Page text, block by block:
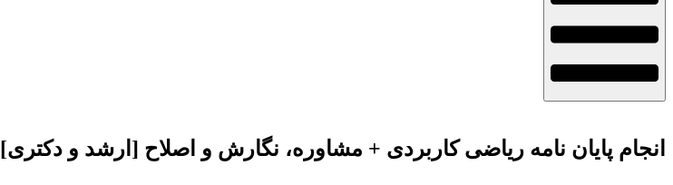
انجام پایان نامه ریاضی کاربردی + مشاوره، نگارش و اصلاح [ارشد و دکتری]